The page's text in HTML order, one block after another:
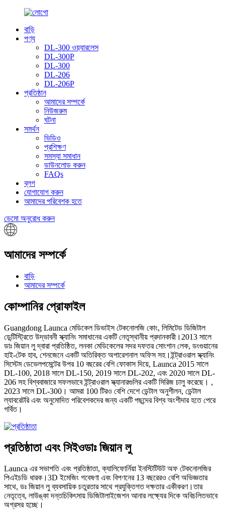
বাড়ি
পণ্য
DL-300 ওয়্যারলেস
DL-300P
DL-300
DL-206
DL-206P
প্রতিষ্ঠান
আমাদের সম্পর্কে
নিউজরুম
ঘটনা
সমর্থন
ভিডিও
প্রশিক্ষণ
সমস্যা সমাধান
ডাউনলোড করুন
FAQs
ব্লগ
যোগাযোগ করুন
আমাদের পরিবেশক হতে
ডেমো অনুরোধ করুন
আমাদের সম্পর্কে
বাড়ি
আমাদের সম্পর্কে
কোম্পানির প্রোফাইল
Guangdong Launca মেডিকেল ডিভাইস টেকনোলজি কোং, লিমিটেড ডিজিটাল
ডেন্টিস্ট্রিতে উদ্ভাবনী স্ক্যানিং সমাধানের একটি নেতৃস্থানীয় প্রদানকারী।2013 সালে
ডাঃ জিয়ান লু দ্বারা প্রতিষ্ঠিত, লনকা মেডিকেলের সদর দফতর সোংশান লেক, ডংগুয়ানের
হাই-টেক হাব, শেনজেনে একটি অতিরিক্ত অপারেশনাল অফিস সহ।ইন্ট্রাওরাল স্ক্যানিং
সিস্টেম ডেভেলপমেন্টের উপর 10 বছরের বেশি ফোকাস দিয়ে, Launca 2015 সালে
DL-100, 2018 সালে DL-150, 2019 সালে DL-202, এবং 2020 সালে DL-
206 সহ বিশ্ববাজারে সফলভাবে ইন্ট্রাওরাল স্ক্যানারগুলির একটি সিরিজ চালু করেছে। ,
2023 সালে DL-300। আমরা 100 টিরও বেশি দেশে ডেন্টাল অনুশীলন, ডেন্টাল
ল্যাবরেটরি এবং অনুমোদিত পরিবেশকদের জন্য একটি পছন্দের বিশ্ব অংশীদার হতে পেরে
গর্বিত।
প্রতিষ্ঠাতা এবং সিইওডাঃ জিয়ান লু
Launca এর সভাপতি এবং প্রতিষ্ঠাতা, ক্যালিফোর্নিয়া ইনস্টিটিউট অফ টেকনোলজির
পিএইচডি ধারক।3D ইমেজিং গবেষণা এবং বিপণনের 13 বছরেরও বেশি অভিজ্ঞতার
সাথে, ডঃ জিয়ান লু ব্যবসায়িক চতুরতার সাথে প্রযুক্তিগত দক্ষতার একীকরণ।তার
নেতৃত্বে, লাউঙ্কা দন্তচিকিৎসায় ডিজিটালাইজেশন আনার লক্ষ্যের দিকে অবিচলিতভাবে
অগ্রসর হচ্ছে।